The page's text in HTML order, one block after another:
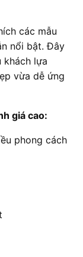
các mẫu
nổi bật. Đây
khách lựa
vừa dễ ứng
giá cao:
phong cách